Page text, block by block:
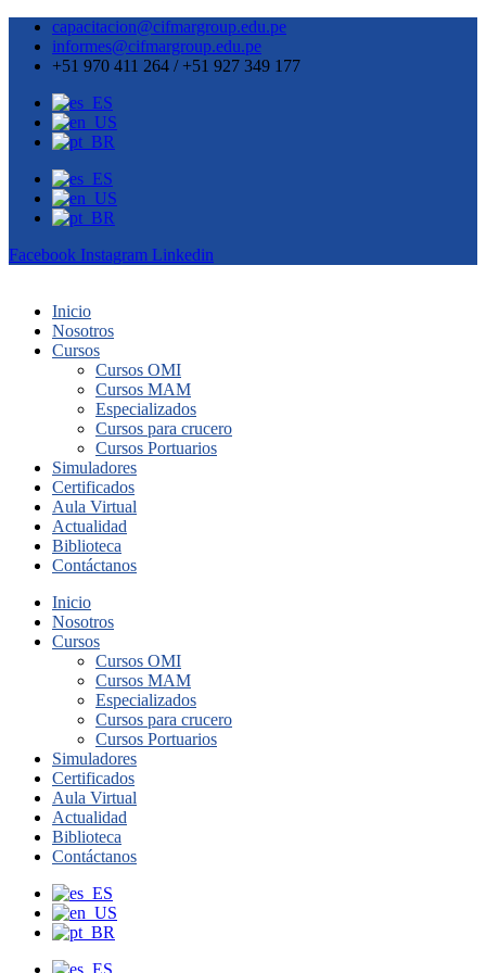
capacitacion@cifmargroup.edu.pe
informes@cifmargroup.edu.pe
+51 970 411 264 / +51 927 349 177
Facebook Instagram Linkedin
Inicio
Nosotros
Cursos
Cursos OMI
Cursos MAM
Especializados
Cursos para crucero
Cursos Portuarios
Simuladores
Certificados
Aula Virtual
Actualidad
Biblioteca
Contáctanos
Inicio
Nosotros
Cursos
Cursos OMI
Cursos MAM
Especializados
Cursos para crucero
Cursos Portuarios
Simuladores
Certificados
Aula Virtual
Actualidad
Biblioteca
Contáctanos